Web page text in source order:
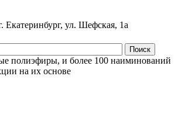
Екатеринбург, ул. Шефская, 1а
Поиск
полиэфиры, и более 100 наиминований
на их основе